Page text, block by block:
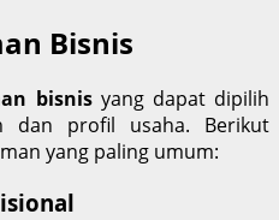
Bisnis
bisnisyang dapat dipilih
dan profil usaha. Berikut
yang paling umum: